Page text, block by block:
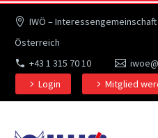
IWÖ –
Österreich
+43 1 315 70 10
Login
Mitglied